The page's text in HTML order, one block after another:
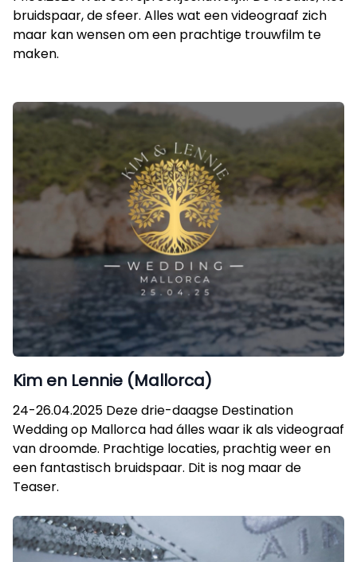
bruidspaar, de sfeer. Alles wat een videograaf zich
maar kan wensen om een prachtige trouwfilm te
maken.
Kim en Lennie (Mallorca)
24-26.04.2025 Deze drie-daagse Destination
Wedding op Mallorca had álles waar ik als videograaf
van droomde. Prachtige locaties, prachtig weer en
een fantastisch bruidspaar. Dit is nog maar de
Teaser.